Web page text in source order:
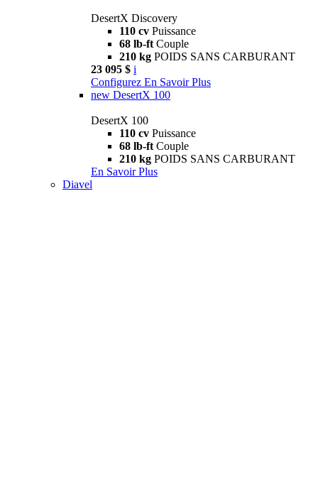
DesertX Discovery
110 cv Puissance
68 lb-ft Couple
210 kg POIDS SANS CARBURANT
23 095 $ i
Configurez En Savoir Plus
new DesertX 100
DesertX 100
110 cv Puissance
68 lb-ft Couple
210 kg POIDS SANS CARBURANT
En Savoir Plus
Diavel